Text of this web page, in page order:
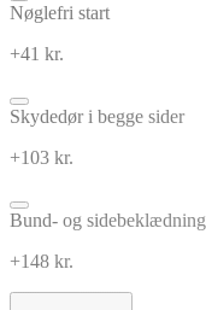
Nøglefri start
+41 kr.
Skydedør i begge sider
+103 kr.
Bund- og sidebeklædning
+148 kr.